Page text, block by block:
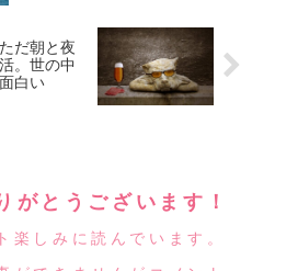
だ朝と夜
。世の中
白い
がとうございます！
楽しみに読んでいます。